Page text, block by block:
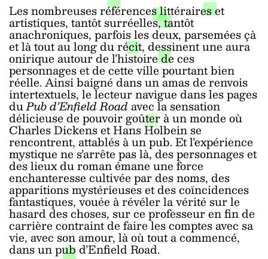
Les nombreuses références littéraires et
artistiques, tantôt surréelles, tantôt
anachroniques, parfois les deux, parsemées çà
et là tout au long du récit, dessinent une aura
onirique autour de l’histoire de ces
personnages et de cette ville pourtant bien
réelle. Ainsi baigné dans un amas de renvois
intertextuels, le lecteur navigue dans les pages
duPub d’Enfield Road avec la sensation
délicieuse de pouvoir goûter à un monde où
Charles Dickens et Hans Holbein se
rencontrent, attablés à un pub. Et l’expérience
mystique ne s’arrête pas là, des personnages et
des lieux du roman émane une force
enchanteresse cultivée par des noms, des
apparitions mystérieuses et des coïncidences
fantastiques, vouée à révéler la vérité sur le
hasard des choses, sur ce professeur en fin de
carrière contraint de faire les comptes avec sa
vie, avec son amour, là où tout a commencé,
dans un pub d’Enfield Road.